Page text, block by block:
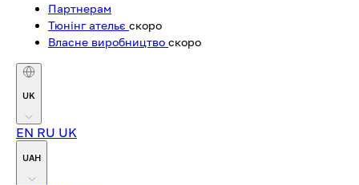
Партнерам
Тюнінг ательє скоро
Власне виробництво скоро
UK
EN RU UK
UAH